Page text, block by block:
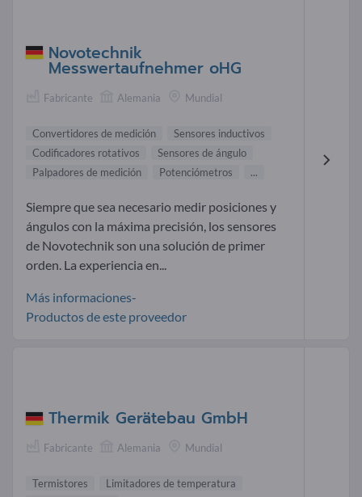
Novotechnik
Messwertaufnehmer oHG
Fabricante Alemania Mundial
Convertidores de medición
Sensores inductivos
Codificadores rotativos
Sensores de ángulo
Palpadores de medición
Potenciómetros ...
Siempre que sea necesario medir posiciones y
ángulos con la máxima precisión, los sensores
de Novotechnik son una solución de primer
orden. La experiencia en...
Más informaciones-
Productos de este proveedor
Thermik Gerätebau GmbH
Fabricante Alemania Mundial
Termistores
Limitadores de temperatura